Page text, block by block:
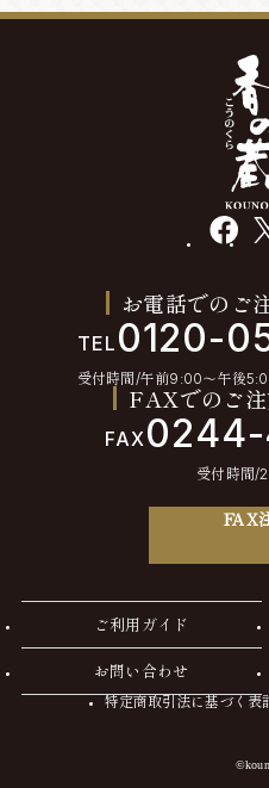
facebook
お電話でのご
TEL 0120-
受付時間/午前9:00〜午後
FAXでのご
FAX
受付時間/
FAX
ご利用ガイド
お問い合わせ
特定商取引法に基づく表